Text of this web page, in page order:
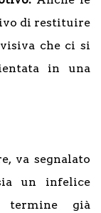
di restituire
che ci si
in una
va segnalato
un infelice
termine già